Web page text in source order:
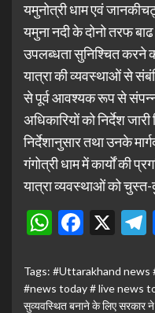
यमुनोत्री धाम एवं
यमुना नदी के दोनो तरफ
उपलब्धता सुनिश्चित करने
यात्रा की व्यवस्थाओं से
से पूर्व आवश्यक रूप से
अधिकारियों को निर्देश
निर्देशानुसार तथा उनके
गंगोत्री धाम में कार्यों की
यात्रा व्यवस्थाओं को चुस्त-
X
Tags: #Uttarakhand news
#news today # live news
सुव्यवस्थित बनाने के लिए सरकार